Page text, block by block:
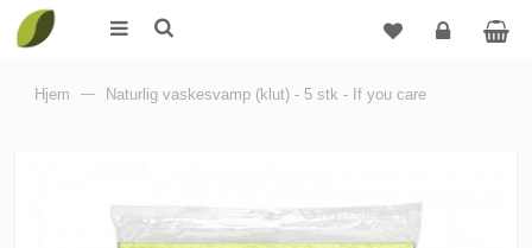
Hjem — Naturlig vaskesvamp (klut) - 5 stk - If you care